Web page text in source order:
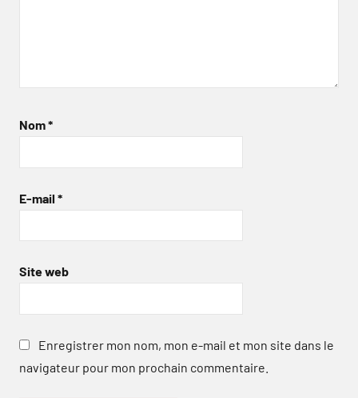
Nom*
E-mail *
Site web
Enregistrer mon nom, mon e-mail et mon site dans le
navigateur pour mon prochain commentaire.